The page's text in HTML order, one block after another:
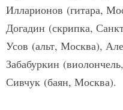
Илларионов (гитара,
Догадин (скрипка,
Усов (альт, Москва),
Забабуркин
Сивчук (баян, Москва).